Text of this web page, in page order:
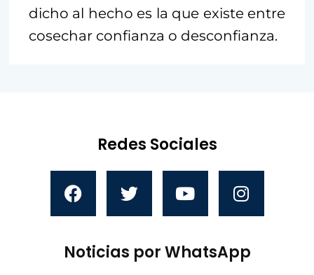
dicho al hecho es la que existe entre
cosechar confianza o desconfianza.
Redes Sociales
Noticias por WhatsApp